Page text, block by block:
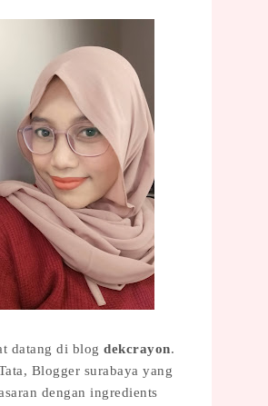
datang di blog dekcrayon.
Blogger surabaya yang
dengan ingredients